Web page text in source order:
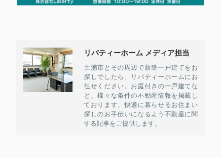
リバティーホーム メディア担当
土浦市とその周辺で新築一戸建てをお
探しでしたら、リバティーホームにお
任せください。お庭付きの一戸建てな
ど、様々な条件の不動産情報を掲載し
ております。快適に暮らせるお住まい
探しのお手伝いになるよう不動産に関
する記事をご提供します。